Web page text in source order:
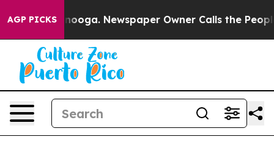
AGP PICKS Newspaper Owner Calls the People